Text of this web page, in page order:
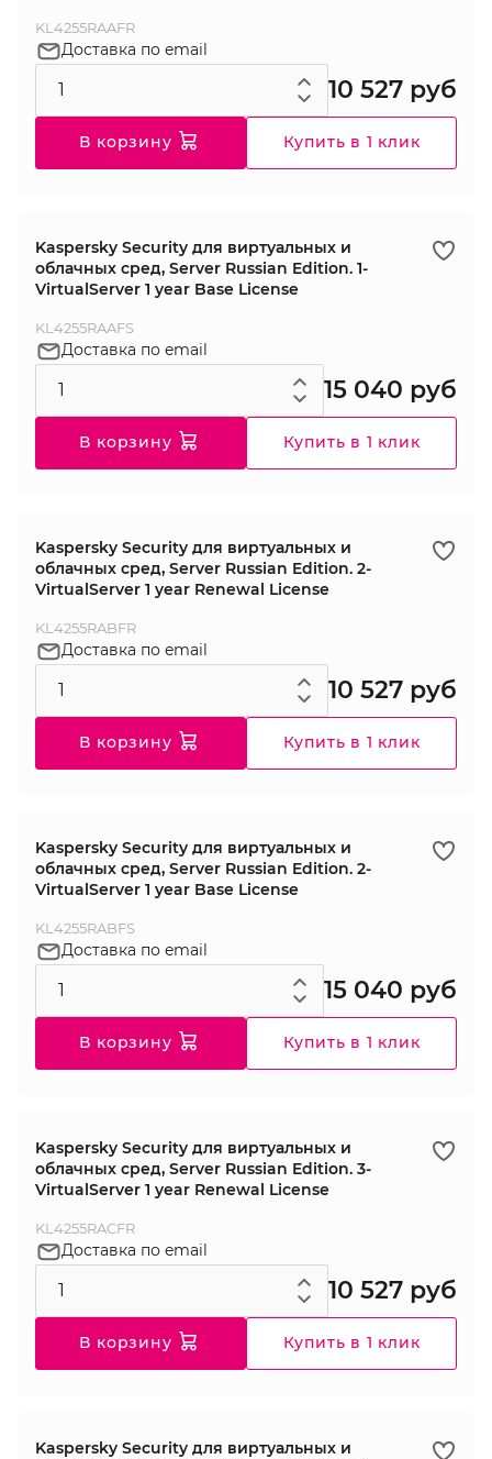
KL4255RAAFR
Доставка по email
10 527 руб
В корзину Купить в 1 клик
Kaspersky Security для виртуальных и
облачных сред, Server Russian Edition. 1-
VirtualServer 1 year Base License
KL4255RAAFS
Доставка по email
15 040 руб
В корзину Купить в 1 клик
Kaspersky Security для виртуальных и
облачных сред, Server Russian Edition. 2-
VirtualServer 1 year Renewal License
KL4255RABFR
Доставка по email
10 527 руб
В корзину Купить в 1 клик
Kaspersky Security для виртуальных и
облачных сред, Server Russian Edition. 2-
VirtualServer 1 year Base License
KL4255RABFS
Доставка по email
15 040 руб
В корзину Купить в 1 клик
Kaspersky Security для виртуальных и
облачных сред, Server Russian Edition. 3-
VirtualServer 1 year Renewal License
KL4255RACFR
Доставка по email
10 527 руб
В корзину Купить в 1 клик
Kaspersky Security для виртуальных и